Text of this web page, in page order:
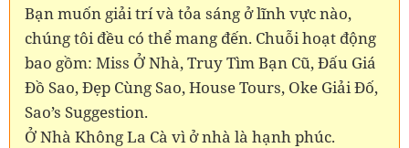
Bạn muốn giải trí và tỏa sáng ở lĩnh vực nào,
chúng tôi đều có thể mang đến. Chuỗi hoạt động
bao gồm: Miss Ở Nhà, Truy Tìm Bạn Cũ, Đấu Giá
Đồ Sao, Đẹp Cùng Sao, House Tours, Oke Giải Đố,
Sao’s Suggestion.
Ở Nhà Không La Cà vì ở nhà là hạnh phúc.